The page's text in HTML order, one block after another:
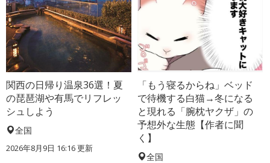
関西の日帰り温泉36選！夏
の琵琶湖や有馬でリフレッ
シュしよう
全国
2026年8月9日 16:16更新
「もう寝るからね」ベッド
で待機する白猫→冬になる
と現れる「腕枕ヤクザ」の
予想外な生態【作者に聞
く】
全国